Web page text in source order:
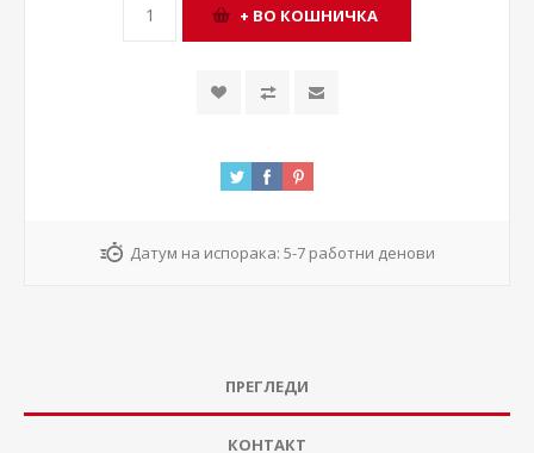
Датум на испорака: 5-7 работни денови
ПРЕГЛЕДИ
КОНТАКТ